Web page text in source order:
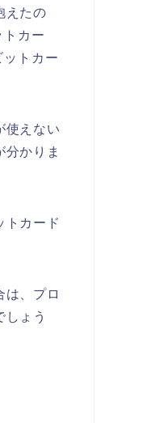
えたの
トカー
トカー
使えない
かりま
トカード
は、プロ
ょう